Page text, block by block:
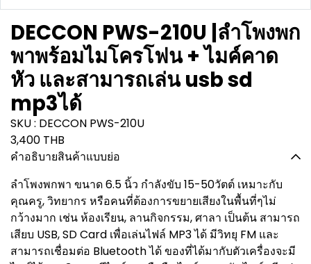
DECCON PWS-210U |ลำโพงพก
พาพร้อมไมโครโฟน + ไมค์คาด
หัว และสามารถเล่น usb sd
mp3ได้
SKU : DECCON PWS-210U
3,400 THB
คำอธิบายสินค้าแบบย่อ
ลำโพงพกพา ขนาด 6.5 นิ้ว กำลังขับ 15-50วัตต์ เหมาะกับ
คุณครู, วิทยากร หรือคนที่ต้องการขยายเสียงในพื้นที่ๆไม่
กว้างมาก เช่น ห้องเรียน, ลานกิจกรรม, ศาลา เป็นต้น สามารถ
เสียบ USB, SD Card เพื่อเล่นไฟล์ MP3 ได้ มีวิทยุ FM และ
สามารถเชื่อมต่อ Bluetooth ได้ ของที่ได้มากับตัวเครื่องจะมี